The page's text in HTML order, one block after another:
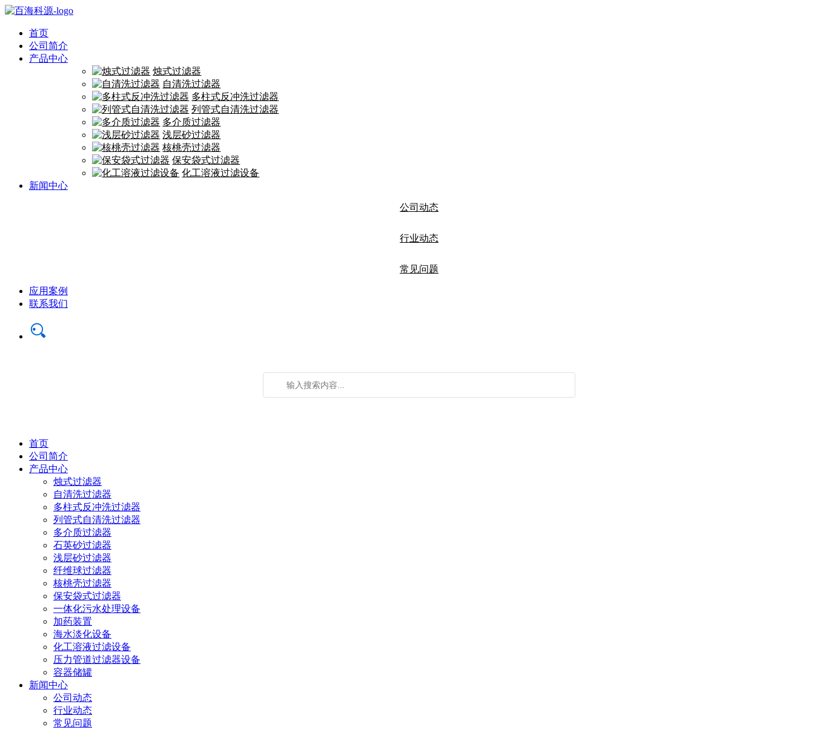
首页
公司简介
产品中心
烛式过滤器
自清洗过滤器
多柱式反冲洗过滤器
列管式自清洗过滤器
多介质过滤器
浅层砂过滤器
核桃壳过滤器
保安袋式过滤器
化工溶液过滤设备
新闻中心
公司动态
行业动态
常见问题
应用案例
联系我们
首页
公司简介
产品中心
烛式过滤器
自清洗过滤器
多柱式反冲洗过滤器
列管式自清洗过滤器
多介质过滤器
石英砂过滤器
浅层砂过滤器
纤维球过滤器
核桃壳过滤器
保安袋式过滤器
一体化污水处理设备
加药装置
海水淡化设备
化工溶液过滤设备
压力管道过滤器设备
容器储罐
新闻中心
公司动态
行业动态
常见问题